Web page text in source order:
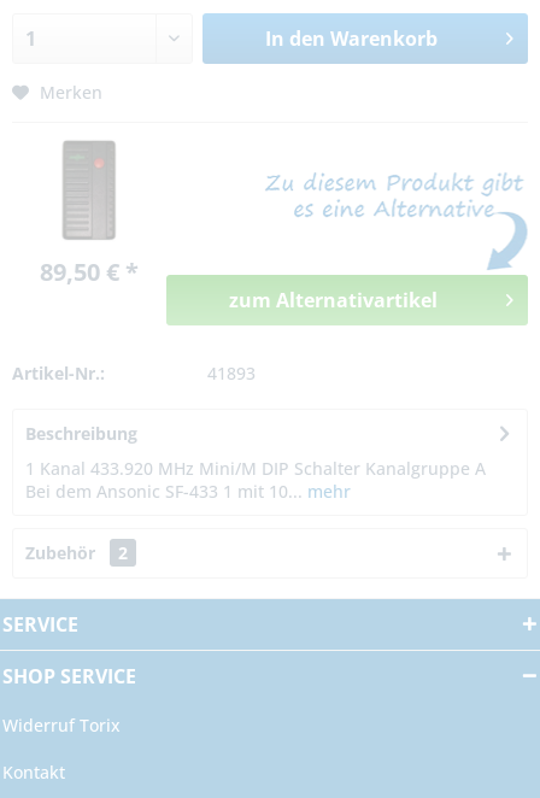
In den Warenkorb
Merken
89,50 € *
zum Alternativartikel
Artikel-Nr.: 41893
Beschreibung
1 Kanal 433.920 MHz Mini/M DIP Schalter Kanalgruppe A
Bei dem Ansonic SF-433 1 mit 10... mehr
Zubehör 2
SERVICE
SHOP SERVICE
Widerruf Torix
Kontakt